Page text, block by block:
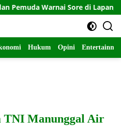
Sore di Lapangan Ledok
Hukum Opini
TNI Manunggal Air